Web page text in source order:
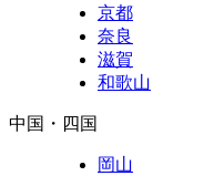
京都
奈良
滋賀
和歌山
中国・四国
岡山